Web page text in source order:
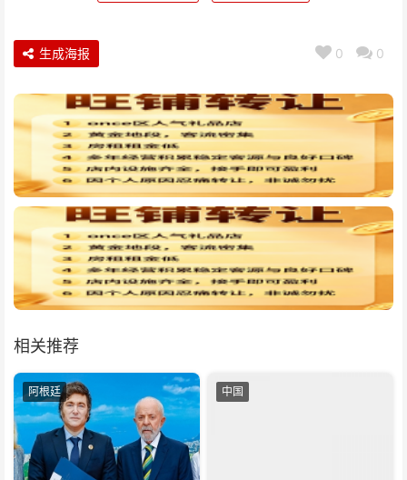
0 0
生成海报
相关推荐
阿根廷 中国